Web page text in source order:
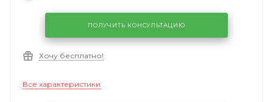
ПОЛУЧИТЬ КОНСУЛЬТАЦИЮ
Хочу бесплатно!
Все характеристики